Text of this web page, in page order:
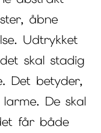
åbne
Udtrykket
skal stadig
Det betyder,
De skal
får både